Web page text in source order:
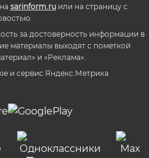
sarinform.ruили на страницу с
за достоверность информации в
материалы выходят с пометкой
и «Реклама».
и сервиc Яндекс.Метрика